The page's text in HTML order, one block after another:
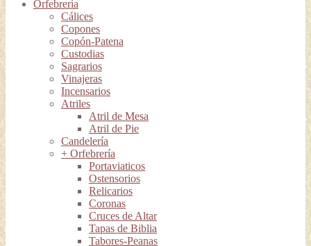
Orfebrería
Cálices
Copones
Copón-Patena
Custodias
Sagrarios
Vinajeras
Incensarios
Atriles
Atril de Mesa
Atril de Pie
Candelería
+ Orfebrería
Portaviaticos
Ostensorios
Relicarios
Coronas
Cruces de Altar
Tapas de Biblia
Tabores-Peanas